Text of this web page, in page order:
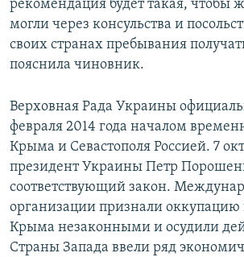
рекомендация будет такая, чтобы
могли через консульства и
своих странах пребывания
пояснила чиновник.
Верховная Рада Украины
февраля 2014 года началом
Крыма и Севастополя Россией. 7
президент Украины Петр
соответствующий закон.
организации признали
Крыма незаконными и осудили
Страны Запада ввели ряд